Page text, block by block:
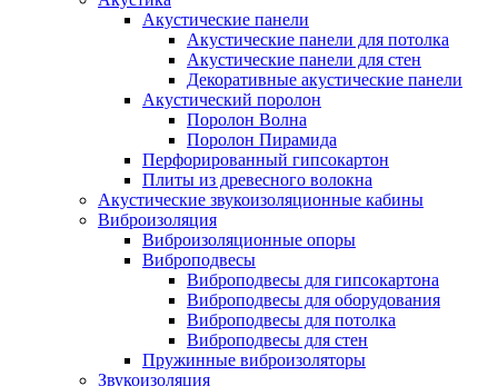
Акустические панели
Акустические панели для потолка
Акустические панели для стен
Декоративные акустические панели
Акустический поролон
Поролон Волна
Поролон Пирамида
Перфорированный гипсокартон
Плиты из древесного волокна
Акустические звукоизоляционные кабины
Виброизоляция
Виброизоляционные опоры
Виброподвесы
Виброподвесы для гипсокартона
Виброподвесы для оборудования
Виброподвесы для потолка
Виброподвесы для стен
Пружинные виброизоляторы
Звукоизоляция